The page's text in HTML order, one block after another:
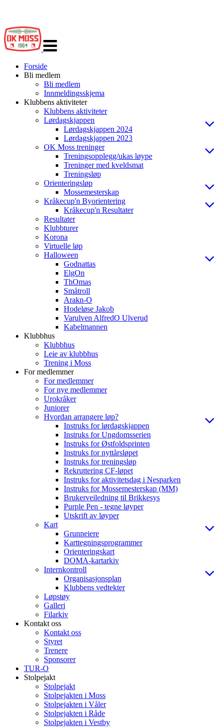
navigasjon
Forside
Bli medlem
Bli medlem
Innmeldingsskjema
Klubbens aktiviteter
Klubbens aktiviteter
Lørdagskjappen
Lørdagskjappen 2024
Lørdagskjappen 2023
OK Moss treninger
Treningsopplegg/ukas løype
Treninger med kveldsmat
Treningsløp
Orienteringsløp
Mossemesterskap
Kråkecup'n Byorientering
Kråkecup'n Resultater
Resultater
Klubbturer
Korona
Virtuelle løp
Halloween
Godnattas
ElgOn
ThOmas
Småtroll
Arakn-O
Hodeløse Jakob
Varulven AlfredO Ulverud
Kabelmannen
Klubbhus
Klubbhus
Leie av klubbhus
Trening i Moss
For medlemmer
For medlemmer
For nye medlemmer
Urokråker
Juniorer
Hvordan arrangere løp?
Instruks for lørdagskjappen
Instruks for Ungdomsserien
Instruks for Østfoldsprinten
Instruks for nyttårsløpet
Instruks for treningsløp
Rekruttering CF-løpet
Instruks for aktivitetsdag i Nesparken
Instruks for Mossemesterskap (MM)
Brukerveiledning til Brikkesys
Purple Pen - tegne løyper
Utskrift av løyper
Kart
Grunneiere
Karttegningsprogrammer
Orienteringskart
DOMA-kartarkiv
Internkontroll
Organisasjonsplan
Klubbens vedtekter
Løpstøy
Galleri
Filarkiv
Kontakt oss
Kontakt oss
Styret
Trenere
Sponsorer
TUR-O
Stolpejakt
Stolpejakt
Stolpejakten i Moss
Stolpejakten i Våler
Stolpejakten i Råde
Stolpejakten i Vestby